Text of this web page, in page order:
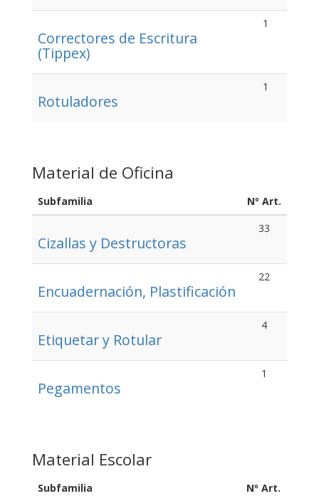
Correctores de Escritura
(Tippex)
1
Rotuladores
1
Material de Oficina
Subfamilia Nº Art.
Cizallas y Destructoras
33
Encuadernación, Plastificación
22
Etiquetar y Rotular
4
Pegamentos
1
Material Escolar
Subfamilia Nº Art.